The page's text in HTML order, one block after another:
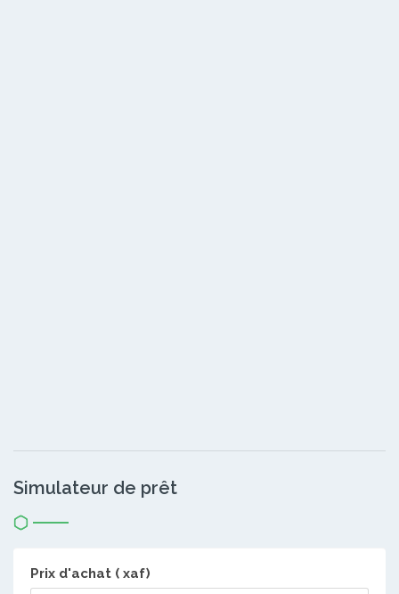
Simulateur de prêt
Prix d'achat ( xaf)